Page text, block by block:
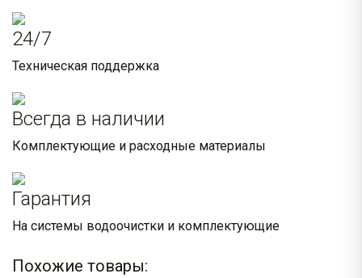
24/7
Техническая поддержка
Всегда в наличии
Комплектующие и расходные материалы
Гарантия
На системы водоочистки и комплектующие
Похожие товары: